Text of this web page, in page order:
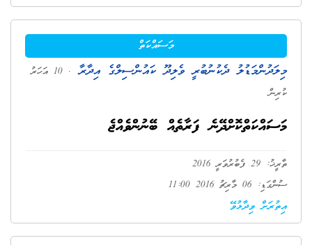
މަސައްކަތް
މިލަދުންމަޑުލު ދެކުނުބުރީ ވެލިދޫ ކައުންސިލްގެ އިދާރާ
. 10 އަހަރު
ކުރިން
މަސައްކަތްކޮށްދޭނެ ފަރާތެއް ބޭނުންވެއްޖެ
ތާރީޚު: 29 ފެބުރުވަރީ 2016
ސުންގަޑި: 06 މާރިޗު 2016 11:00
އިތުރަށް ވިދާޅުވޭ